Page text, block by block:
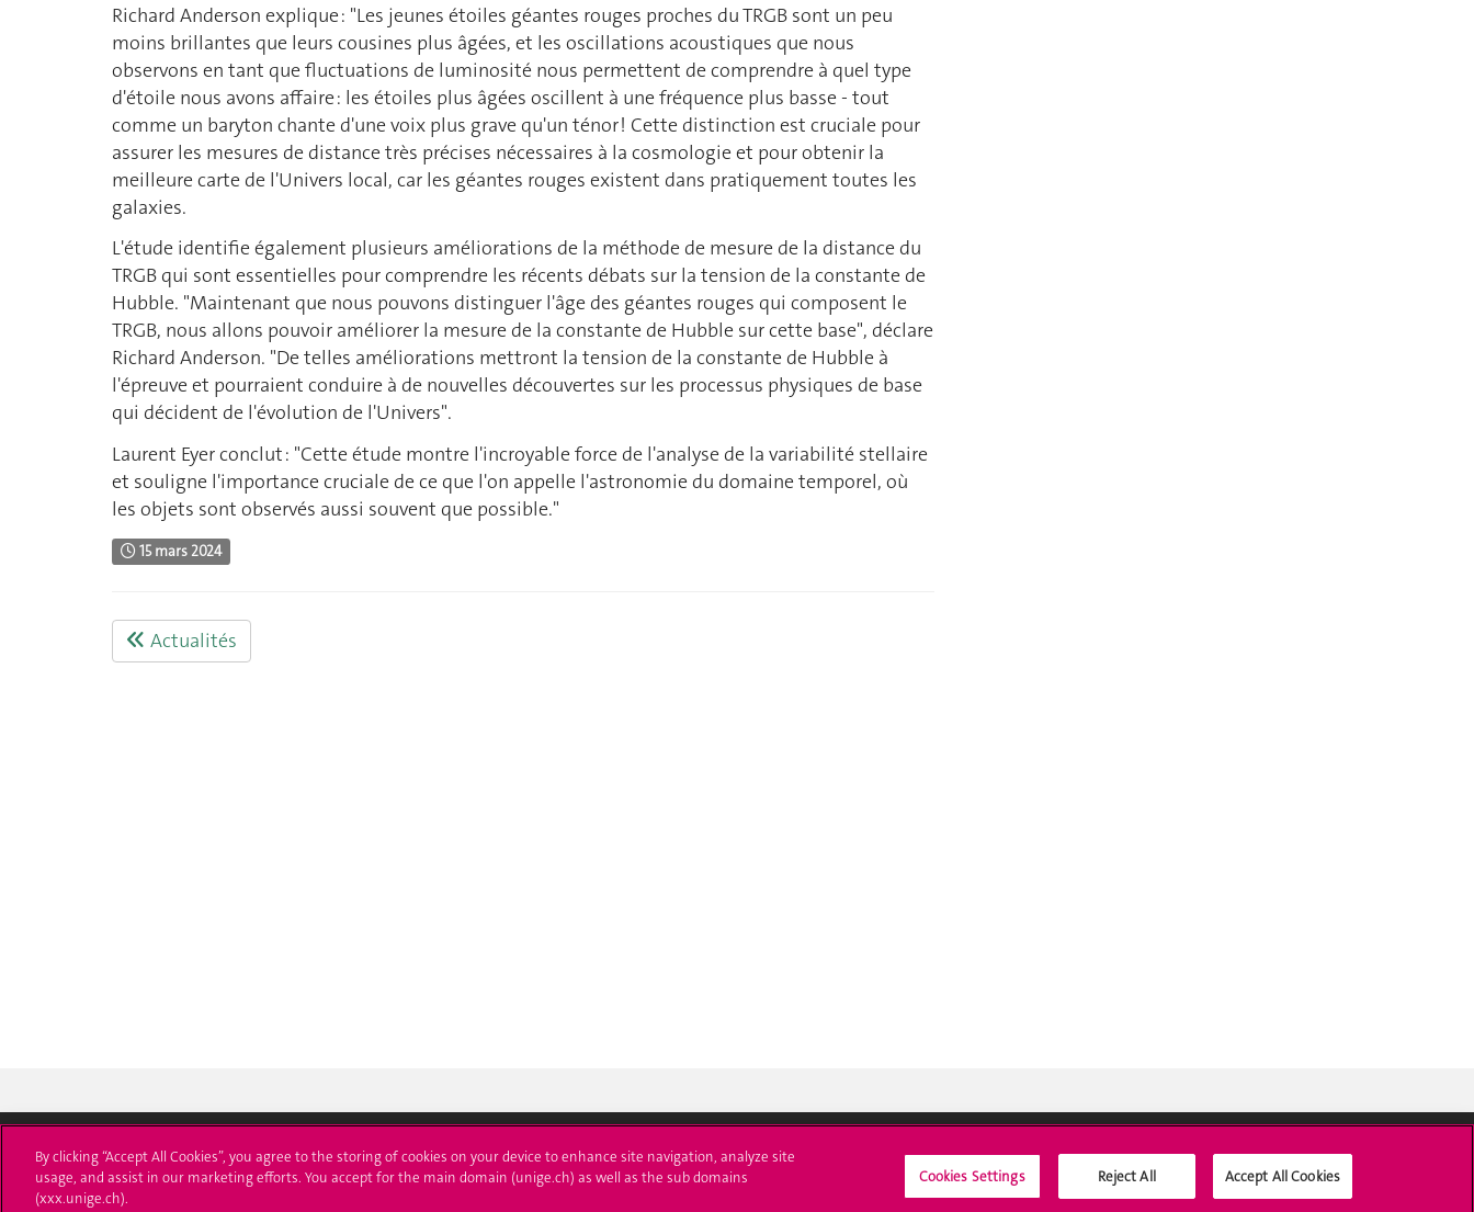
Richard Anderson explique : "Les jeunes étoiles géantes rouges proches du TRGB sont un peu
moins brillantes que leurs cousines plus âgées, et les oscillations acoustiques que nous
observons en tant que fluctuations de luminosité nous permettent de comprendre à quel type
d'étoile nous avons affaire : les étoiles plus âgées oscillent à une fréquence plus basse - tout
comme un baryton chante d'une voix plus grave qu'un ténor ! Cette distinction est cruciale pour
assurer les mesures de distance très précises nécessaires à la cosmologie et pour obtenir la
meilleure carte de l'Univers local, car les géantes rouges existent dans pratiquement toutes les
galaxies.
L'étude identifie également plusieurs améliorations de la méthode de mesure de la distance du
TRGB qui sont essentielles pour comprendre les récents débats sur la tension de la constante de
Hubble. "Maintenant que nous pouvons distinguer l'âge des géantes rouges qui composent le
TRGB, nous allons pouvoir améliorer la mesure de la constante de Hubble sur cette base", déclare
Richard Anderson. "De telles améliorations mettront la tension de la constante de Hubble à
l'épreuve et pourraient conduire à de nouvelles découvertes sur les processus physiques de base
qui décident de l'évolution de l'Univers".
Laurent Eyer conclut : "Cette étude montre l'incroyable force de l'analyse de la variabilité stellaire
et souligne l'importance cruciale de ce que l'on appelle l'astronomie du domaine temporel, où
les objets sont observés aussi souvent que possible."
15 mars 2024
Actualités
Université de Genève S'inscrire à l'UNIGE L'UNIGE vous informe Médias sociaux UNIGE
By clicking “Accept All Cookies”, you agree to the storing of cookies on your device to enhance site navigation, analyze site
usage, and assist in our marketing efforts. You accept for the main domain (unige.ch) as well as the sub domains
(xxx.unige.ch).
Cookies Settings Reject All Accept All Cookies